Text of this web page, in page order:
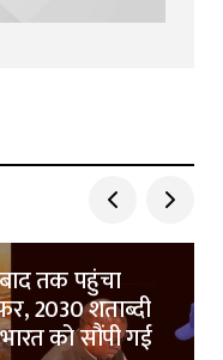
तक पहुंचा
2030 शताब्दी
को सौंपी गई